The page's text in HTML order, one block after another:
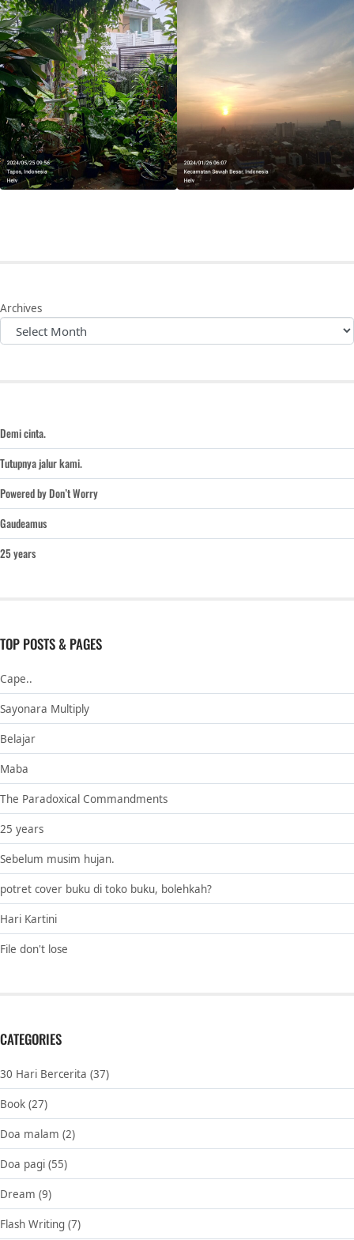
Archives
Demi cinta.
Tutupnya jalur kami.
Powered by Don’t Worry
Gaudeamus
25 years
TOP POSTS & PAGES
Cape..
Sayonara Multiply
Belajar
Maba
The Paradoxical Commandments
25 years
Sebelum musim hujan.
potret cover buku di toko buku, bolehkah?
Hari Kartini
File don't lose
CATEGORIES
30 Hari Bercerita (37)
Book (27)
Doa malam (2)
Doa pagi (55)
Dream (9)
Flash Writing (7)